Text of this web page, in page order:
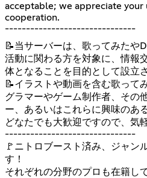
acceptable; we appreciate your
cooperation.
-------------------------------
📝当サーバーは、歌ってみたや
活動に関わる方を対象に、情報
体となることを目的として設立
📝イラストや動画を含む歌って
グラマーやゲーム制作者、その
ー、あるいはこれらに興味のあ
どなたでも大歓迎ですので、気
-------------------------------
🚩ニトロブースト済み、ジャン
す！
それぞれの分野のプロも在籍し